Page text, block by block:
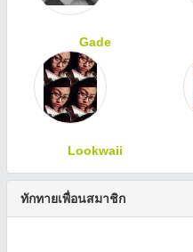
Gade
Lookwaii
ทักทายเพื่อนสมาชิก